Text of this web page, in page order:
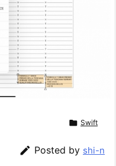
 Swift
 Posted by shi-n